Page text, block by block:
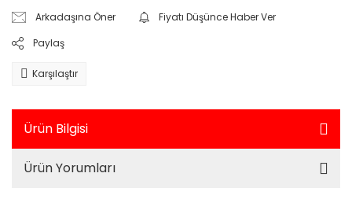
Arkadaşına Öner
Fiyatı Düşünce Haber Ver
Paylaş
Karşılaştır
Ürün Bilgisi
Ürün Yorumları